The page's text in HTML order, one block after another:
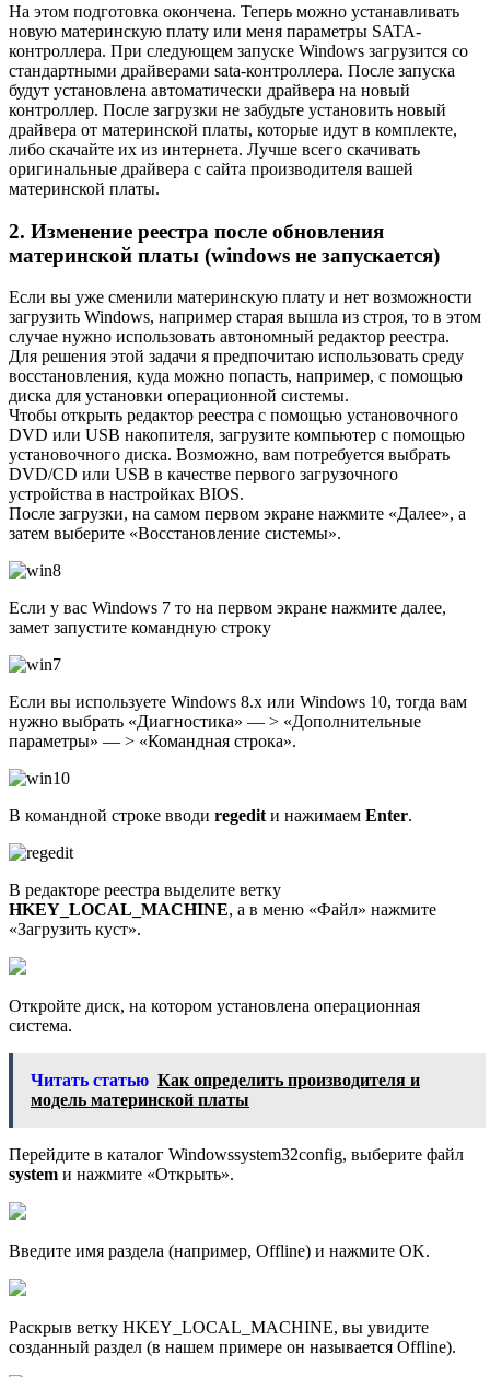
На этом подготовка окончена. Теперь можно устанавливать
новую материнскую плату или меня параметры SATA-
контроллера. При следующем запуске Windows загрузится со
стандартными драйверами sata-контроллера. После запуска
будут установлена автоматически драйвера на новый
контроллер. После загрузки не забудьте установить новый
драйвера от материнской платы, которые идут в комплекте,
либо скачайте их из интернета. Лучше всего скачивать
оригинальные драйвера с сайта производителя вашей
материнской платы.
2. Изменение реестра после обновления
материнской платы (windows не запускается)
Если вы уже сменили материнскую плату и нет возможности
загрузить Windows, например старая вышла из строя, то в этом
случае нужно использовать автономный редактор реестра.
Для решения этой задачи я предпочитаю использовать среду
восстановления, куда можно попасть, например, с помощью
диска для установки операционной системы.
Чтобы открыть редактор реестра с помощью установочного
DVD или USB накопителя, загрузите компьютер с помощью
установочного диска. Возможно, вам потребуется выбрать
DVD/CD или USB в качестве первого загрузочного
устройства в настройках BIOS.
После загрузки, на самом первом экране нажмите «Далее», а
затем выберите «Восстановление системы».
Если у вас Windows 7 то на первом экране нажмите далее,
замет запустите командную строку
Если вы используете Windows 8.x или Windows 10, тогда вам
нужно выбрать «Диагностика» — > «Дополнительные
параметры» — > «Командная строка».
В командной строке вводи regedit и нажимаем Enter.
В редакторе реестра выделите ветку
HKEY_LOCAL_MACHINE, а в меню «Файл» нажмите
«Загрузить куст».
Откройте диск, на котором установлена операционная
система.
Читать статью Как определить производителя и
модель материнской платы
Перейдите в каталог Windowssystem32config, выберите файл
system и нажмите «Открыть».
Введите имя раздела (например, Offline) и нажмите OK.
Раскрыв ветку HKEY_LOCAL_MACHINE, вы увидите
созданный раздел (в нашем примере он называется Offline).